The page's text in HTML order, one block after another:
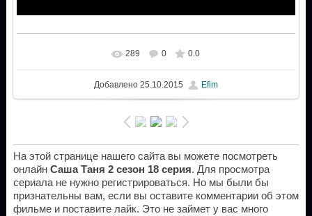
289 0 0.0
Добавлено25.10.2015 Efim
На этой странице нашего сайта вы можете посмотреть
онлайн Саша Таня 2 сезон 18 серия. Для просмотра
сериала не нужно регистрироваться. Но мы были бы
признательны вам, если вы оставите комментарии об этом
фильме и поставите лайк. Это не займет у вас много